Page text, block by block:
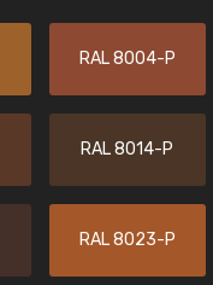
RAL 8004-P
RAL 8014-P
RAL 8023-P